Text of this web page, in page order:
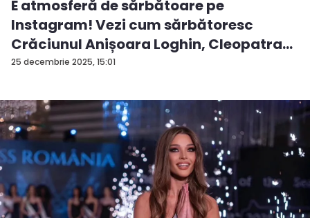
25 decembrie 2025, 15:01
E atmosferă de sărbătoare pe
Instagram! Vezi cum sărbătoresc
Crăciunul Anișoara Loghin, Cleopatra
S...